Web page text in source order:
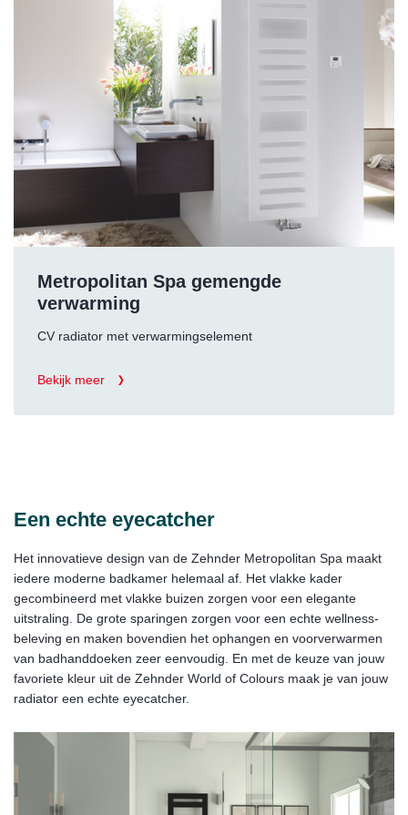
Metropolitan Spa gemengde
verwarming
CV radiator met verwarmingselement
Bekijk meer
Een echte eyecatcher
Het innovatieve design van de Zehnder Metropolitan Spa maakt
iedere moderne badkamer helemaal af. Het vlakke kader
gecombineerd met vlakke buizen zorgen voor een elegante
uitstraling. De grote sparingen zorgen voor een echte wellness-
beleving en maken bovendien het ophangen en voorverwarmen
van badhanddoeken zeer eenvoudig. En met de keuze van jouw
favoriete kleur uit de Zehnder World of Colours maak je van jouw
radiator een echte eyecatcher.